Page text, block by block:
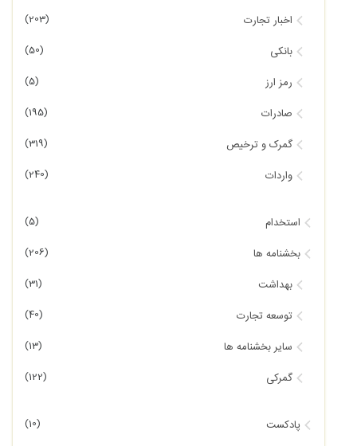
اخبار تجارت (203)
بانکی (50)
رمز ارز (5)
صادرات (195)
گمرک و ترخیص (319)
واردات (240)
استخدام (5)
بخشنامه ها (206)
بهداشت (31)
توسعه تجارت (40)
سایر بخشنامه ها (13)
گمرکی (122)
پادکست (10)